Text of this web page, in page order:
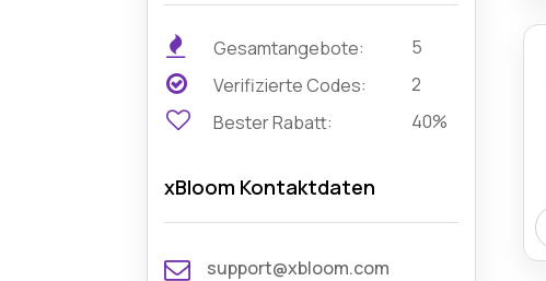
Gesamtangebote:
5
Verifizierte Codes:
2
Bester Rabatt:
40%
xBloom Kontaktdaten
support@xbloom.com